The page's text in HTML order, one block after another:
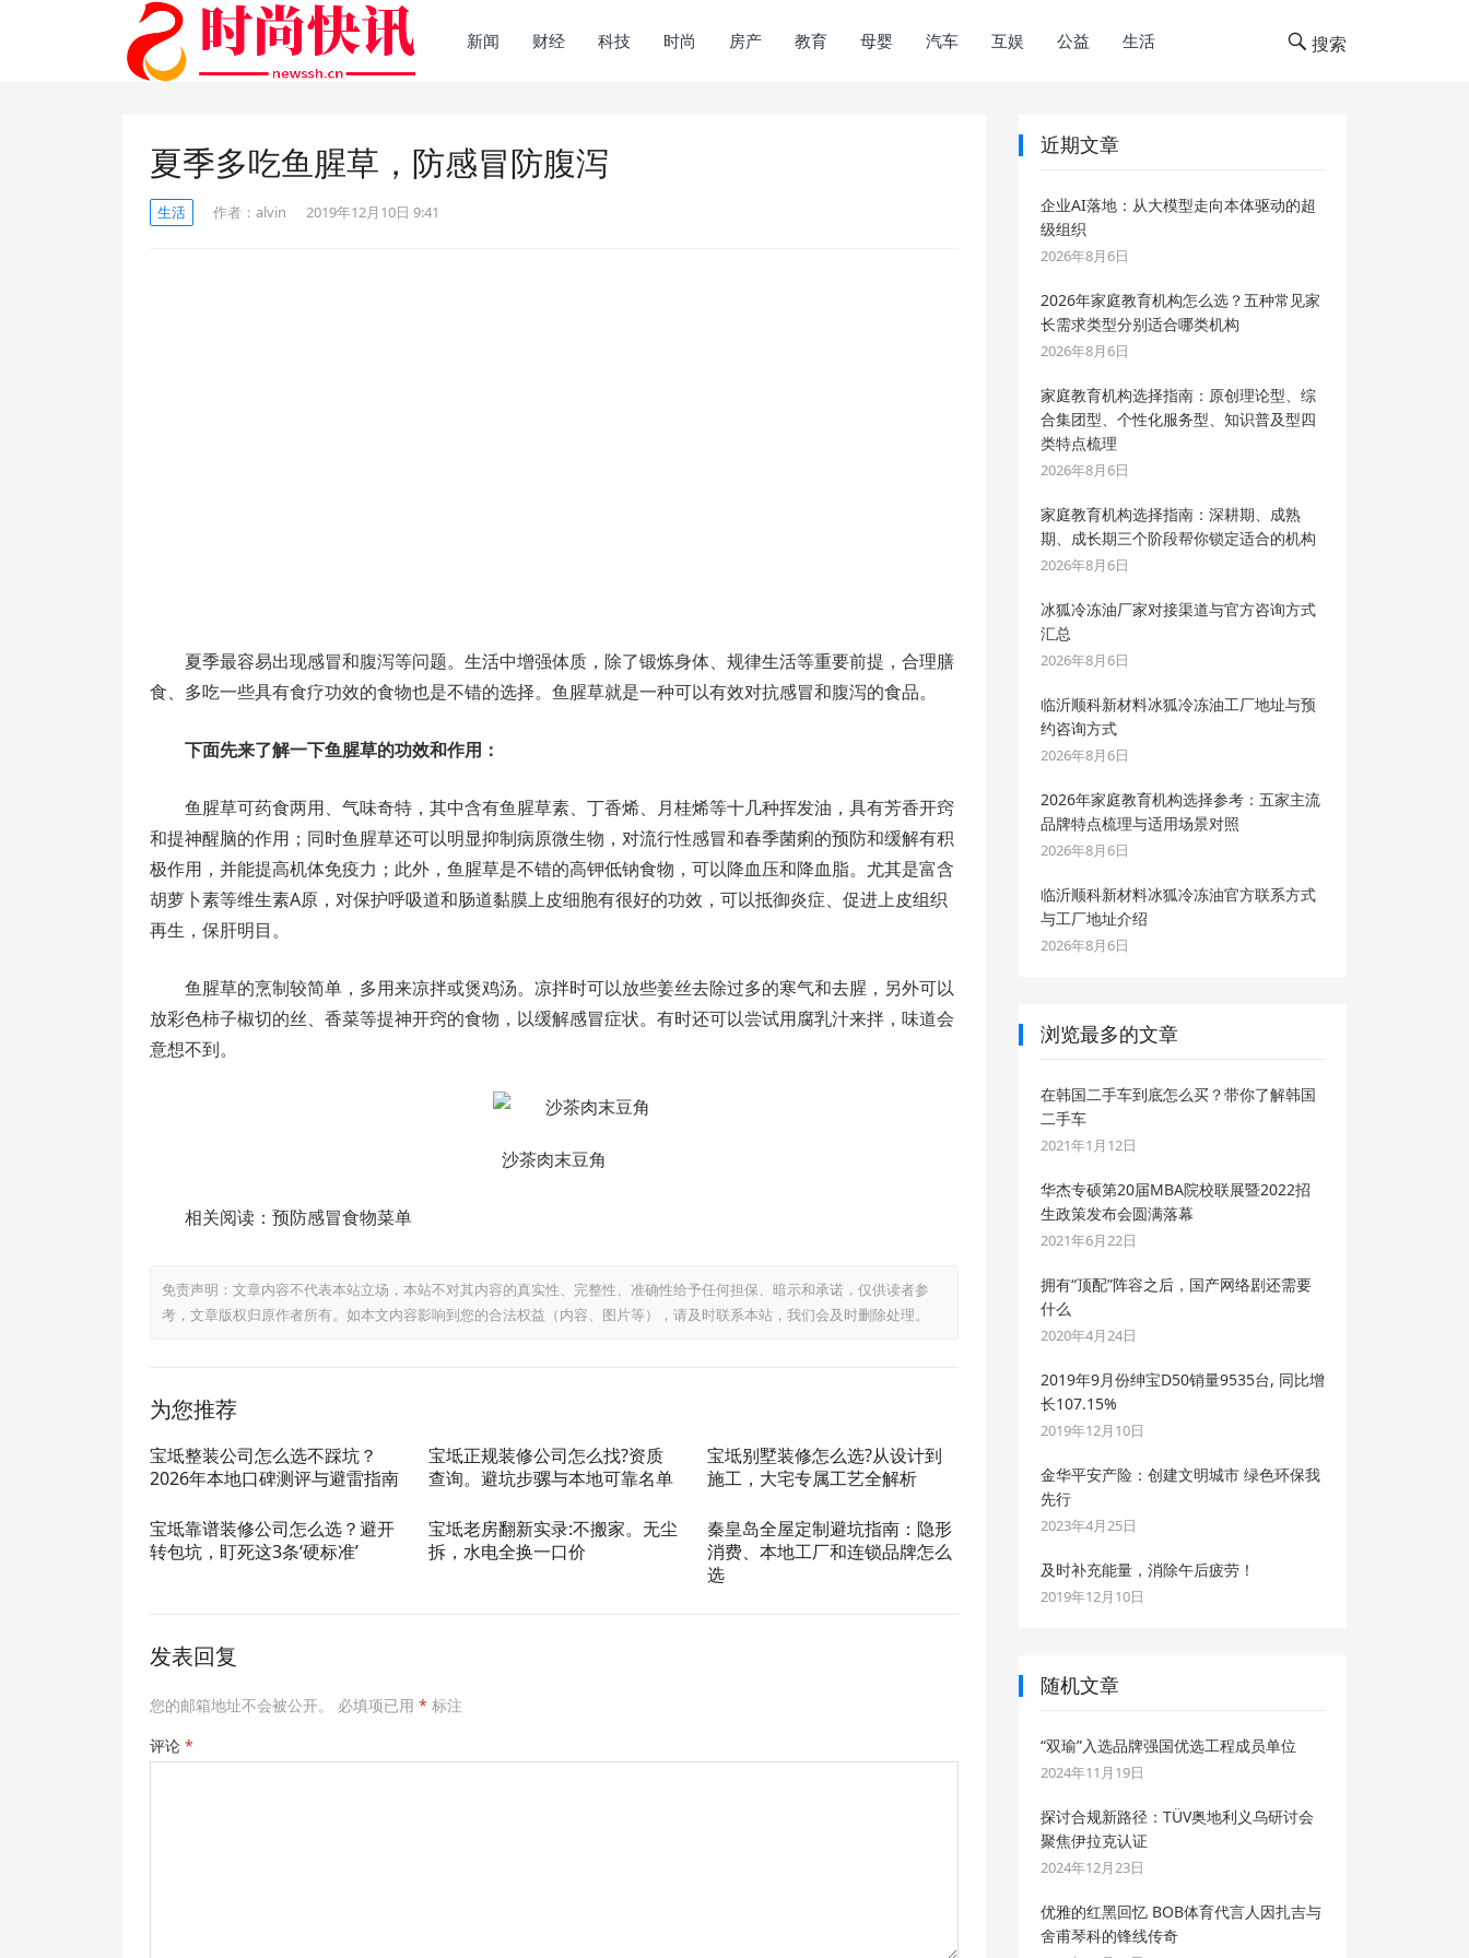
新闻 财经 科技 时尚 房产 教育 母婴 汽车 互娱 公益 生活 搜索
夏季多吃鱼腥草，防感冒防腹泻
生活 作者： alvin 2019年12月10日 9:41
夏季最容易出现感冒和腹泻等问题。生活中增强体质，除了锻炼身体、规律生活等重要前提，合理膳
食、多吃一些具有食疗功效的食物也是不错的选择。鱼腥草就是一种可以有效对抗感冒和腹泻的食品。
下面先来了解一下鱼腥草的功效和作用：
鱼腥草可药食两用、气味奇特，其中含有鱼腥草素、丁香烯、月桂烯等十几种挥发油，具有芳香开窍
和提神醒脑的作用；同时鱼腥草还可以明显抑制病原微生物，对流行性感冒和春季菌痢的预防和缓解有积
极作用，并能提高机体免疫力；此外，鱼腥草是不错的高钾低钠食物，可以降血压和降血脂。尤其是富含
胡萝卜素等维生素A原，对保护呼吸道和肠道黏膜上皮细胞有很好的功效，可以抵御炎症、促进上皮组织
再生，保肝明目。
鱼腥草的烹制较简单，多用来凉拌或煲鸡汤。凉拌时可以放些姜丝去除过多的寒气和去腥，另外可以
放彩色柿子椒切的丝、香菜等提神开窍的食物，以缓解感冒症状。有时还可以尝试用腐乳汁来拌，味道会
意想不到。
沙茶肉末豆角
相关阅读：预防感冒食物菜单
免责声明：文章内容不代表本站立场，本站不对其内容的真实性、完整性、准确性给予任何担保、暗示和承诺，仅供读者参
考，文章版权归原作者所有。如本文内容影响到您的合法权益（内容、图片等），请及时联系本站，我们会及时删除处理。
为您推荐
宝坻整装公司怎么选不踩坑？
2026年本地口碑测评与避雷指南
宝坻正规装修公司怎么找?资质
查询。避坑步骡与本地可靠名单
宝坻别墅装修怎么选?从设计到
施工，大宅专属工艺全解析
宝坻靠谱装修公司怎么选？避开
转包坑，盯死这3条‘硬标准’
宝坻老房翻新实录:不搬家。无尘
拆，水电全换一口价
秦皇岛全屋定制避坑指南：隐形
消费、本地工厂和连锁品牌怎么
选
发表回复
您的邮箱地址不会被公开。 必填项已用 * 标注
评论 *
近期文章
企业AI落地：从大模型走向本体驱动的超
级组织
2026年8月6日
2026年家庭教育机构怎么选？五种常见家
长需求类型分别适合哪类机构
2026年8月6日
家庭教育机构选择指南：原创理论型、综
合集团型、个性化服务型、知识普及型四
类特点梳理
2026年8月6日
家庭教育机构选择指南：深耕期、成熟
期、成长期三个阶段帮你锁定适合的机构
2026年8月6日
冰狐冷冻油厂家对接渠道与官方咨询方式
汇总
2026年8月6日
临沂顺科新材料冰狐冷冻油工厂地址与预
约咨询方式
2026年8月6日
2026年家庭教育机构选择参考：五家主流
品牌特点梳理与适用场景对照
2026年8月6日
临沂顺科新材料冰狐冷冻油官方联系方式
与工厂地址介绍
2026年8月6日
浏览最多的文章
在韩国二手车到底怎么买？带你了解韩国
二手车
2021年1月12日
华杰专硕第20届MBA院校联展暨2022招
生政策发布会圆满落幕
2021年6月22日
拥有“顶配”阵容之后，国产网络剧还需要
什么
2020年4月24日
2019年9月份绅宝D50销量9535台, 同比增
长107.15%
2019年12月10日
金华平安产险：创建文明城市 绿色环保我
先行
2023年4月25日
及时补充能量，消除午后疲劳！
2019年12月10日
随机文章
“双瑜”入选品牌强国优选工程成员单位
2024年11月19日
探讨合规新路径：TÜV奥地利义乌研讨会
聚焦伊拉克认证
2024年12月23日
优雅的红黑回忆 BOB体育代言人因扎吉与
舍甫琴科的锋线传奇